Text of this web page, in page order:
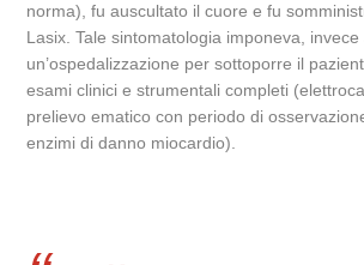
norma), fu auscultato il cuore e fu
Lasix. Tale sintomatologia imponeva, invece
un’ospedalizzazione per sottoporre il
esami clinici e strumentali completi
prelievo ematico con periodo di
enzimi di danno miocardio).